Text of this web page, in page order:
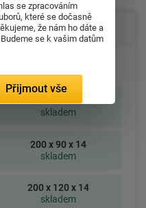
195 x 85 x 14
skladem
200 x 90 x 14
skladem
200 x 120 x 14
skladem
se zpracováním
které se dočasně
že nám ho dáte a
se k vašim datům
Přijmout vše